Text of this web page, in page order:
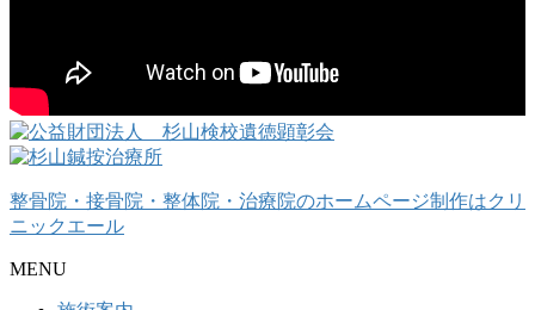
整骨院・接骨院・整体院・治療院のホームページ制作はクリ
ニックエール
MENU